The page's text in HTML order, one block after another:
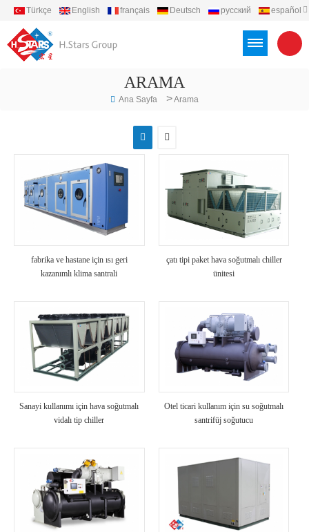
Türkçe English français Deutsch русский
español
ARAMA
Ana Sayfa >Arama
fabrika ve hastane için ısı geri
kazanımlı klima santrali
çatı tipi paket hava soğutmalı chiller
ünitesi
Sanayi kullanımı için hava soğutmalı
vidalı tip chiller
Otel ticari kullanım için su soğutmalı
santrifüj soğutucu